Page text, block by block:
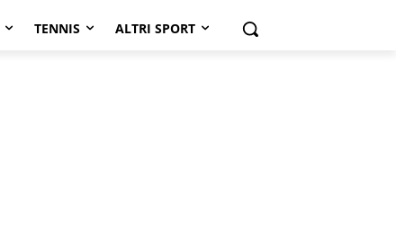
TENNIS ALTRI SPORT